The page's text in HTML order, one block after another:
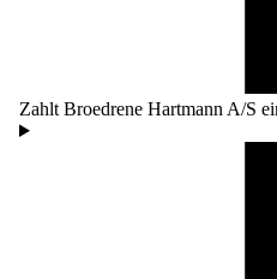
Zahlt Broedrene Hartmann A/S